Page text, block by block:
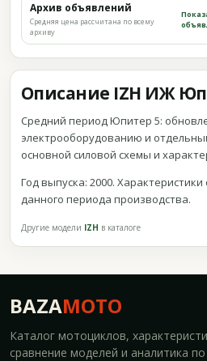
Архив объявлений
Средняя цена рассчитана по всему
архиву
Описание IZH ИЖ
Средний период Юпитер 5:
электрооборудованию и
основной силовой схемы и
Год выпуска: 2000.
данного периода производства.
Другие модели IZH в каталоге
BAZAMOTO
Каталог мотоциклов,
сравнение моделей и аналитика по